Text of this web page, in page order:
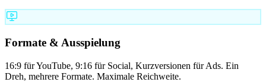
Formate & Ausspielung
16:9 für YouTube, 9:16 für Social, Kurzversionen für Ads. Ein
Dreh, mehrere Formate. Maximale Reichweite.